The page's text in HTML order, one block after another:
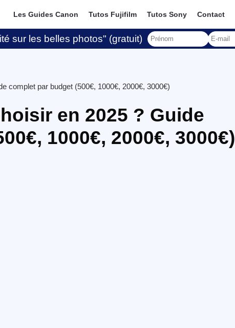
Les Guides Canon Tutos Fujifilm Tutos Sony Contact
sur les belles photos" (gratuit)
complet par budget (500€, 1000€, 2000€, 3000€)
en 2025 ? Guide
1000€, 2000€, 3000€)